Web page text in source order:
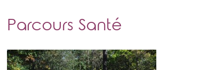
Parcours Santé